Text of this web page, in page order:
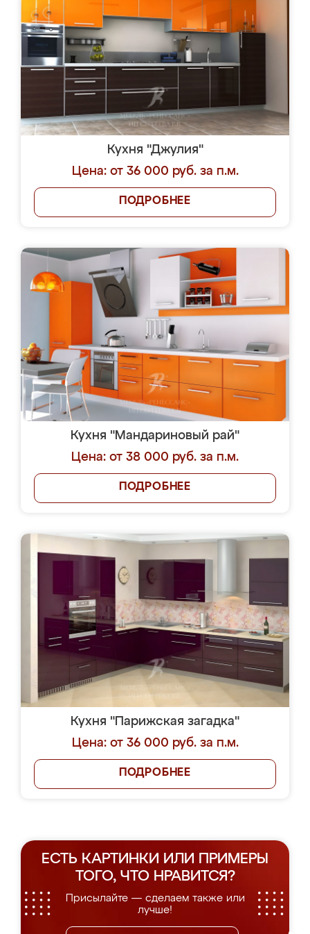
Кухня "Джулия"
Цена: от 36 000 руб. за п.м.
ПОДРОБНЕЕ
Кухня "Мандариновый рай"
Цена: от 38 000 руб. за п.м.
ПОДРОБНЕЕ
Кухня "Парижская загадка"
Цена: от 36 000 руб. за п.м.
ПОДРОБНЕЕ
ЕСТЬ КАРТИНКИ ИЛИ ПРИМЕРЫ
ТОГО, ЧТО НРАВИТСЯ?
Присылайте — сделаем также или
лучше!